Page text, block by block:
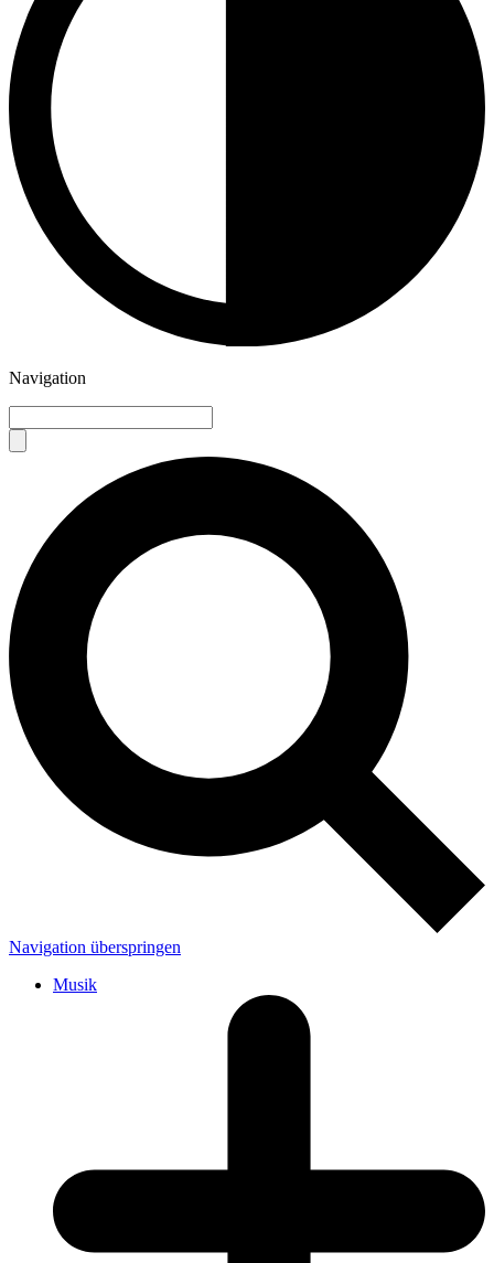
Navigation
Navigation überspringen
Musik